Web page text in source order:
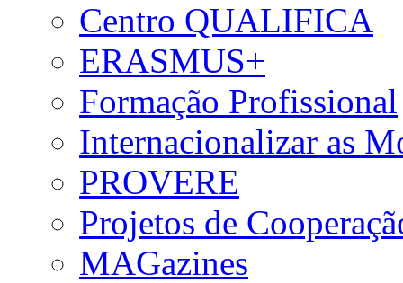
Centro QUALIFICA
ERASMUS+
Formação Profissional
Internacionalizar as
PROVERE
Projetos de
MAGazines